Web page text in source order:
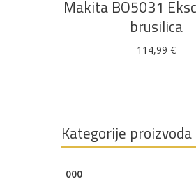
Makita BO5031
brusilica
114,99 €
Kategorije proizvoda
000